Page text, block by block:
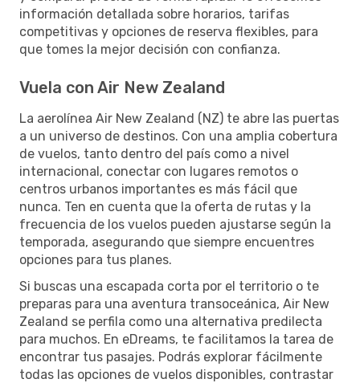
información detallada sobre horarios, tarifas
competitivas y opciones de reserva flexibles, para
que tomes la mejor decisión con confianza.
Vuela con Air New Zealand
La aerolínea Air New Zealand (NZ) te abre las puertas
a un universo de destinos. Con una amplia cobertura
de vuelos, tanto dentro del país como a nivel
internacional, conectar con lugares remotos o
centros urbanos importantes es más fácil que
nunca. Ten en cuenta que la oferta de rutas y la
frecuencia de los vuelos pueden ajustarse según la
temporada, asegurando que siempre encuentres
opciones para tus planes.
Si buscas una escapada corta por el territorio o te
preparas para una aventura transoceánica, Air New
Zealand se perfila como una alternativa predilecta
para muchos. En eDreams, te facilitamos la tarea de
encontrar tus pasajes. Podrás explorar fácilmente
todas las opciones de vuelos disponibles, contrastar